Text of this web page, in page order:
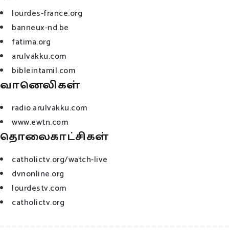
lourdes-france.org
banneux-nd.be
fatima.org
arulvakku.com
bibleintamil.com
வானெலிகள்
radio.arulvakku.com
www.ewtn.com
தொலைகாட்சிகள்
catholictv.org/watch-live
dvnonline.org
lourdestv.com
catholictv.org